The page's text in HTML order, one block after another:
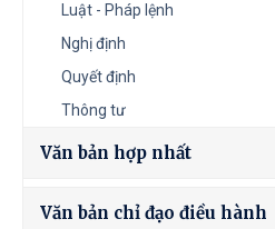
Luật - Pháp lệnh
Nghị định
Quyết định
Thông tư
Văn bản hợp nhất
Văn bản chỉ đạo điều hành